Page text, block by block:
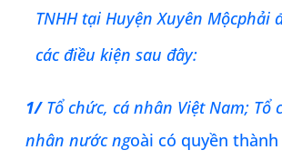
TNHH tại Huyện Xuyên Mộcphải
các điều kiện sau đây:
1/Tổ chức, cá nhân Việt Nam; Tổ
nhân nước ngoài có quyền